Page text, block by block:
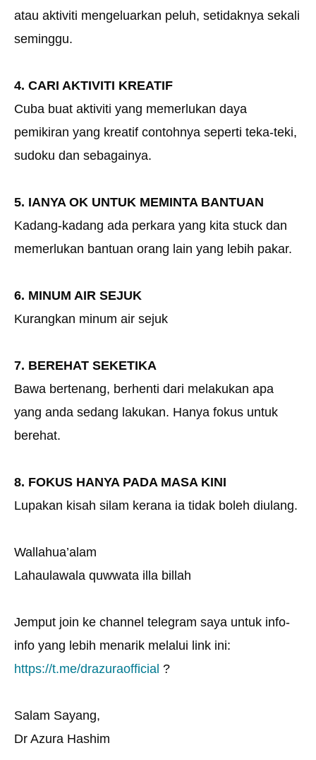
atau aktiviti mengeluarkan peluh, setidaknya sekali
seminggu.
4. CARI AKTIVITI KREATIF
Cuba buat aktiviti yang memerlukan daya
pemikiran yang kreatif contohnya seperti teka-teki,
sudoku dan sebagainya.
5. IANYA OK UNTUK MEMINTA BANTUAN
Kadang-kadang ada perkara yang kita stuck dan
memerlukan bantuan orang lain yang lebih pakar.
6. MINUM AIR SEJUK
Kurangkan minum air sejuk
7. BEREHAT SEKETIKA
Bawa bertenang, berhenti dari melakukan apa
yang anda sedang lakukan. Hanya fokus untuk
berehat.
8. FOKUS HANYA PADA MASA KINI
Lupakan kisah silam kerana ia tidak boleh diulang.
Wallahua’alam
Lahaulawala quwwata illa billah
Jemput join ke channel telegram saya untuk info-
info yang lebih menarik melalui link ini:
https://t.me/drazuraofficial ?
Salam Sayang,
Dr Azura Hashim